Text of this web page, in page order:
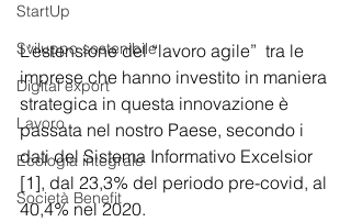
StartUp
Sviluppo sostenibile
Digital export
Lavoro
Ecologia integrale
Società Benefit
L’estensione del “lavoro agile”  tra le
imprese che hanno investito in maniera
strategica in questa innovazione è
passata nel nostro Paese, secondo i
dati del Sistema Informativo Excelsior
[1], dal 23,3% del periodo pre-covid, al
40,4% nel 2020.